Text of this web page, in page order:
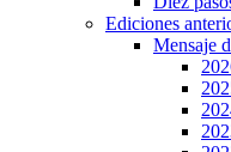
Ediciones
Mensaje